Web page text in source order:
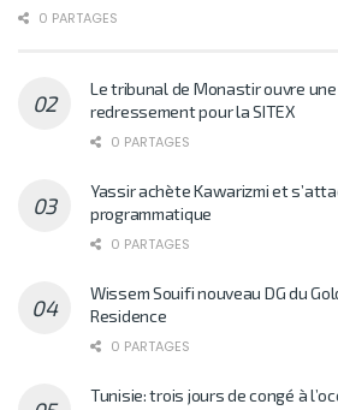
0 PARTAGES
Le tribunal de Monastir ouvre
redressement pour la SITEX
0 PARTAGES
Yassir achète Kawarizmi et
programmatique
0 PARTAGES
Wissem Souifi nouveau DG du
Residence
0 PARTAGES
Tunisie: trois jours de congé à